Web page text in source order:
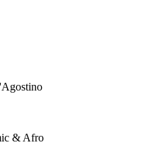
& Afro